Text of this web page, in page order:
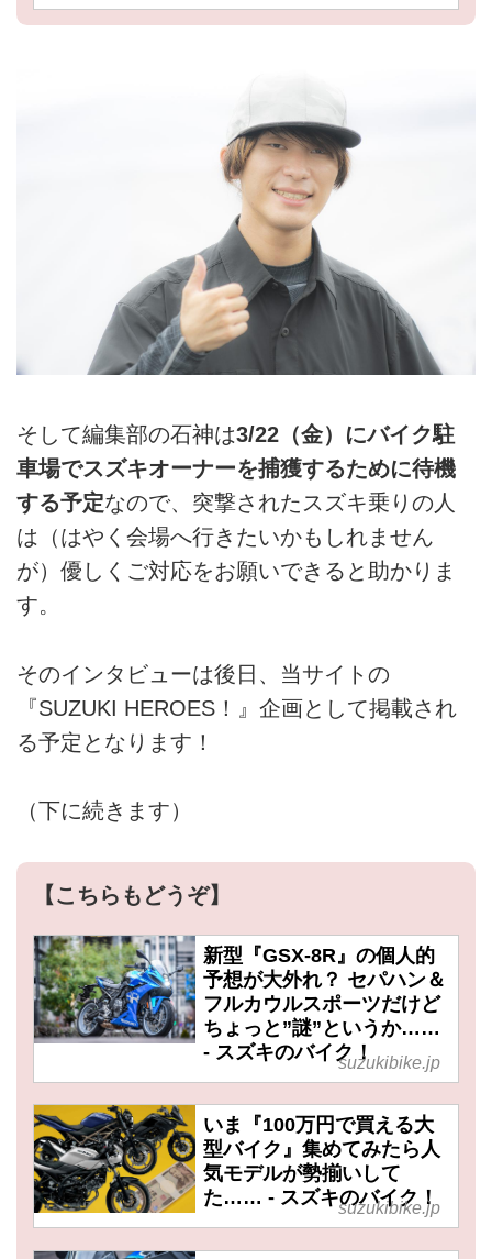
そして編集部の石神は3/22（金）にバイク駐
車場でスズキオーナーを捕獲するために待機
する予定なので、突撃されたスズキ乗りの人
は（はやく会場へ行きたいかもしれません
が）優しくご対応をお願いできると助かりま
す。
そのインタビューは後日、当サイトの
『SUZUKI HEROES！』企画として掲載され
る予定となります！
（下に続きます）
【こちらもどうぞ】
新型『GSX-8R』の個人的
予想が大外れ？ セパハン＆
フルカウルスポーツだけど
ちょっと”謎”というか……
- スズキのバイク！suzukibike.jp
いま『100万円で買える大
型バイク』集めてみたら人
気モデルが勢揃いして
た…… - スズキのバイク！
suzukibike.jp